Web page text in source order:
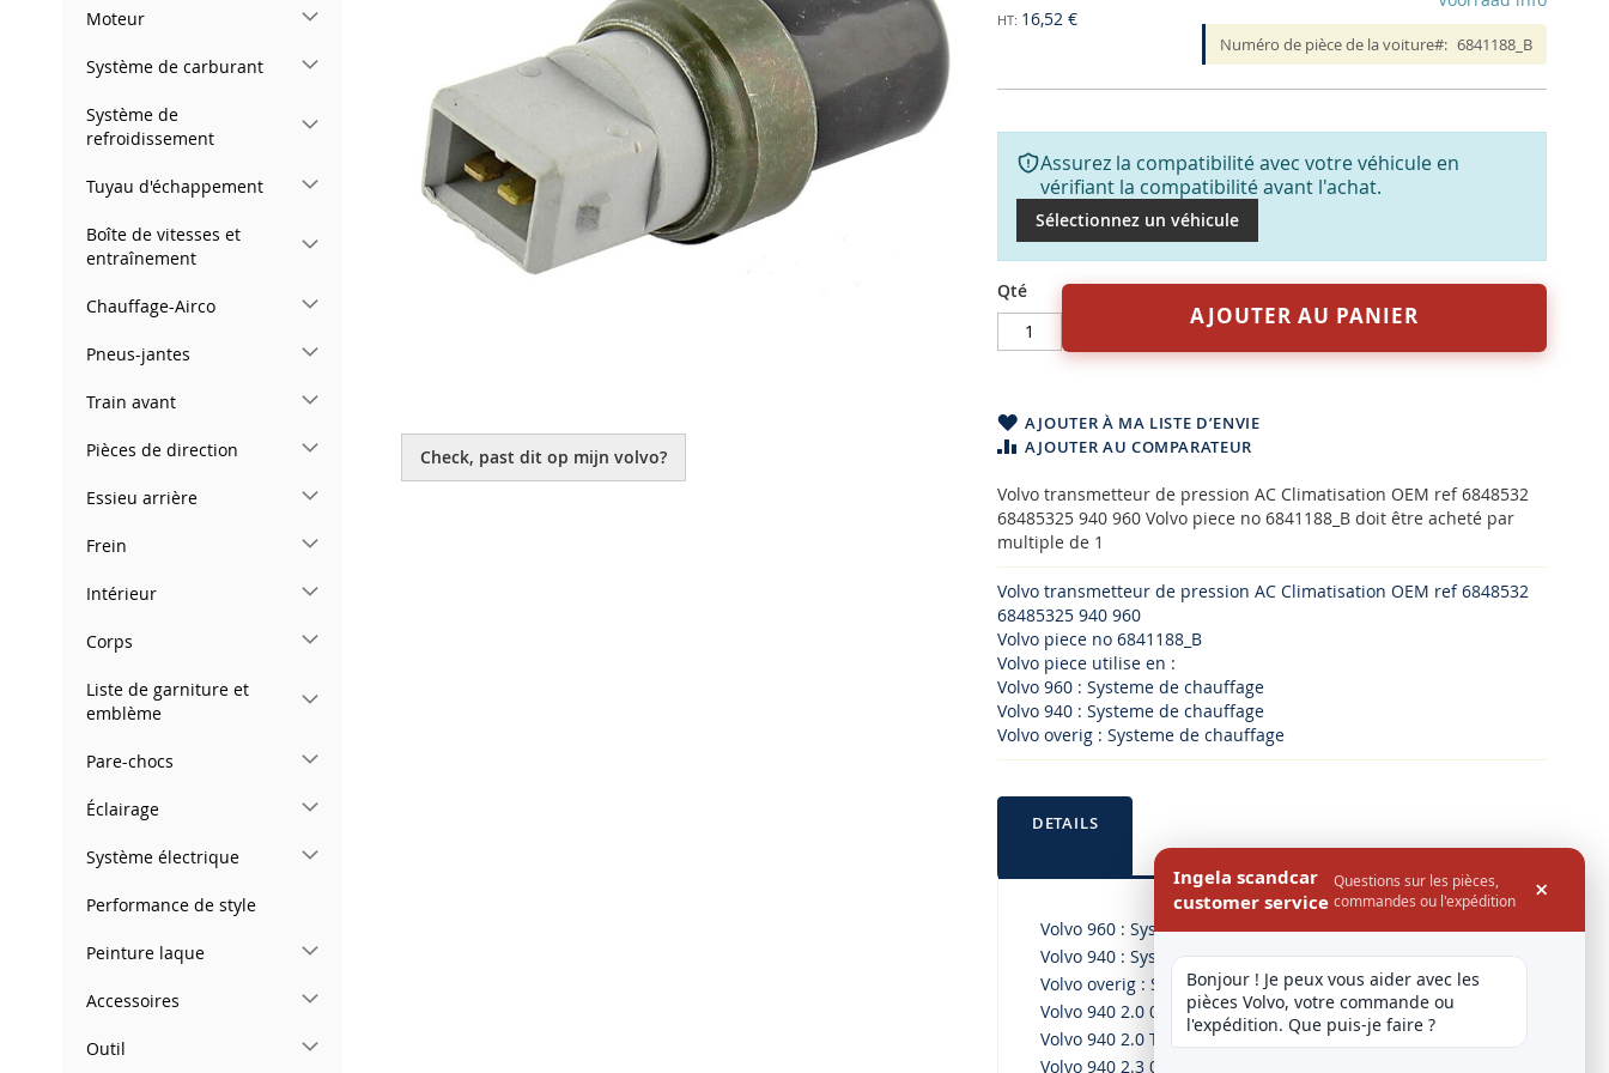
to
the
beginning
16,52 €
Numéro de pièce de la voiture 6841188_B
Assurez la compatibilité avec votre véhicule en
vérifiant la compatibilité avant l'achat.
Sélectionnez un véhicule
Qté
AJOUTER AU PANIER
AJOUTER À MA LISTE D’ENVIE
AJOUTER AU COMPARATEUR
Volvo transmetteur de pression AC Climatisation OEM ref 6848532
68485325 940 960 Volvo piece no 6841188_B doit être acheté par
multiple de 1
Volvo transmetteur de pression AC Climatisation OEM ref 6848532
68485325 940 960
Volvo piece no 6841188_B
Volvo piece utilise en :
Volvo 960 : Systeme de chauffage
Volvo 940 : Systeme de chauffage
Volvo overig : Systeme de chauffage
DETAILS
Volvo 960 : Systeme de chauffage
Volvo 940 : Systeme de chauffage
Volvo overig : Systeme de chauffage
Volvo 940 2.0 01.92-07.94
Volvo 940 2.0 Turbo 08.90-12.94
Volvo 940 2.3 08.90-12.94
Check, past dit op mijn volvo?
Moteur
Système de carburant
Système de
refroidissement
Tuyau d'échappement
Boîte de vitesses et
entraînement
Chauffage-Airco
Pneus-jantes
Train avant
Pièces de direction
Essieu arrière
Frein
Intérieur
Corps
Liste de garniture et
emblème
Pare-chocs
Éclairage
Système électrique
Performance de style
Peinture laque
Accessoires
Outil
Ingela scandcar
customer service
Questions sur les pièces,
commandes ou l'expédition
×
Bonjour ! Je peux vous aider avec les
pièces Volvo, votre commande ou
l'expédition. Que puis-je faire ?